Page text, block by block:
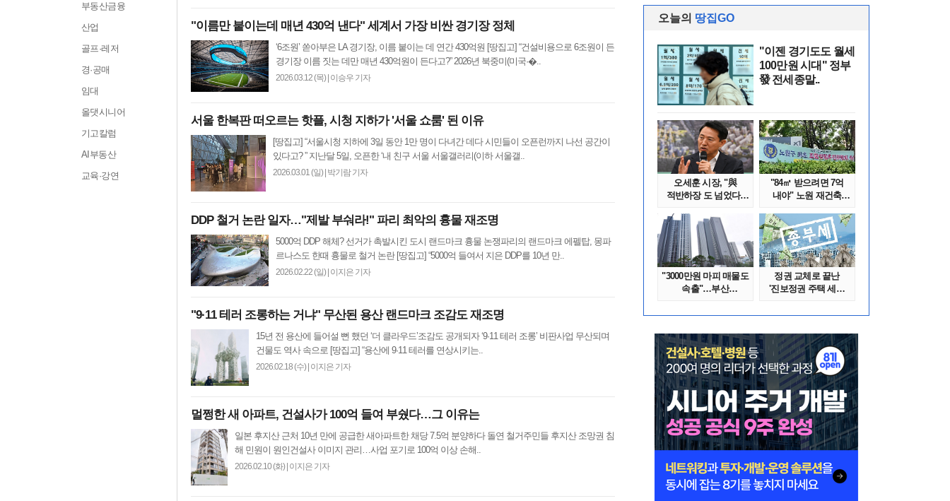
부동산금융
산업
골프·레저
경·공매
임대
올댓시니어
기고칼럼
AI부동산
교육·강연
"이름만 붙이는데 매년 430억 낸다" 세계서 가장 비싼 경기장 정체
‘6조원’ 쏟아부은 LA 경기장, 이름 붙이는 데 연간 430억원 [땅집고] “건설비용으로 6조원이 든
경기장 이름 짓는 데만 매년 430억원이 든다고?” 2026년 북중미(미국·�..
2026.03.12 (목)| 이승우 기자
서울 한복판 떠오르는 핫플, 시청 지하가 '서울 쇼룸' 된 이유
[땅집고] “서울시청 지하에 3일 동안 1만 명이 다녀간 데다 시민들이 오픈런까지 나선 공간이
있다고? ” 지난달 5일, 오픈한 ‘내 친구 서울 서울갤러리(이하 서울갤..
2026.03.01 (일)| 박기람 기자
DDP 철거 논란 일자…"제발 부숴라!" 파리 최악의 흉물 재조명
5000억 DDP 해체? 선거가 촉발시킨 도시 랜드마크 흉물 논쟁파리의 랜드마크 에펠탑, 몽파
르나스도 한때 흉물로 철거 논란 [땅집고] “5000억 들여서 지은 DDP를 10년 만..
2026.02.22 (일)| 이지은 기자
"9·11 테러 조롱하는 거냐" 무산된 용산 랜드마크 조감도 재조명
15년 전 용산에 들어설 뻔 했던 ‘더 클라우드’조감도 공개되자 ‘9·11 테러 조롱’ 비판사업 무산되며
건물도 역사 속으로 [땅집고] “용산에 9·11 테러를 연상시키는..
2026.02.18 (수)| 이지은 기자
멀쩡한 새 아파트, 건설사가 100억 들여 부쉈다…그 이유는
일본 후지산 근처 10년 만에 공급한 새아파트한 채당 7.5억 분양하다 돌연 철거주민들 후지산 조망권 침
해 민원이 원인건설사 이미지 관리…사업 포기로 100억 이상 손해..
2026.02.10 (화)| 이지은 기자
오늘의 땅집GO
"이젠 경기도도 월세
100만원 시대" 정부
發 전세종말..
오세훈 시장, "與
적반하장 도 넘었다"
"84㎡ 받으려면 7억
내야" 노원 재건축
"3000만원 마피 매물도
속출"…부산
정권 교체로 끝난
'진보정권 주택 세금